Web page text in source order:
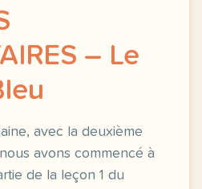
– Le
avec la deuxième
avons commencé à
de la leçon 1 du